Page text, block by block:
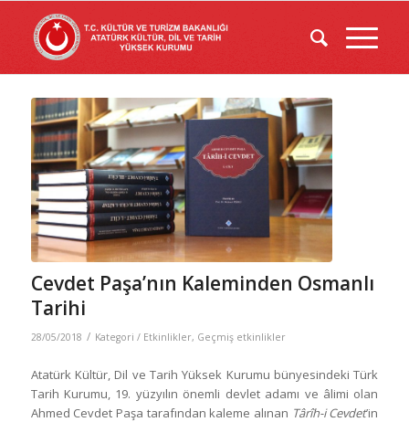
Cevdet Paşa’nın Kaleminden Osmanlı
Tarihi
28/05/2018 / Kategori / Etkinlikler, Geçmiş etkinlikler
Atatürk Kültür, Dil ve Tarih Yüksek Kurumu bünyesindeki Türk
Tarih Kurumu, 19. yüzyılın önemli devlet adamı ve âlimi olan
Ahmed Cevdet Paşa tarafından kaleme alınan Târîh-i Cevdet’in